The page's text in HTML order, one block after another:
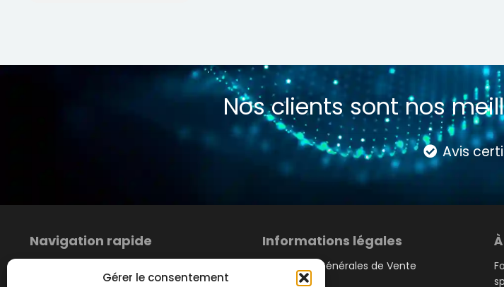
Gérer le consentement
Nos clients sont nos
Avis
Navigation rapide Informations légales
Conditions Générales de Vente